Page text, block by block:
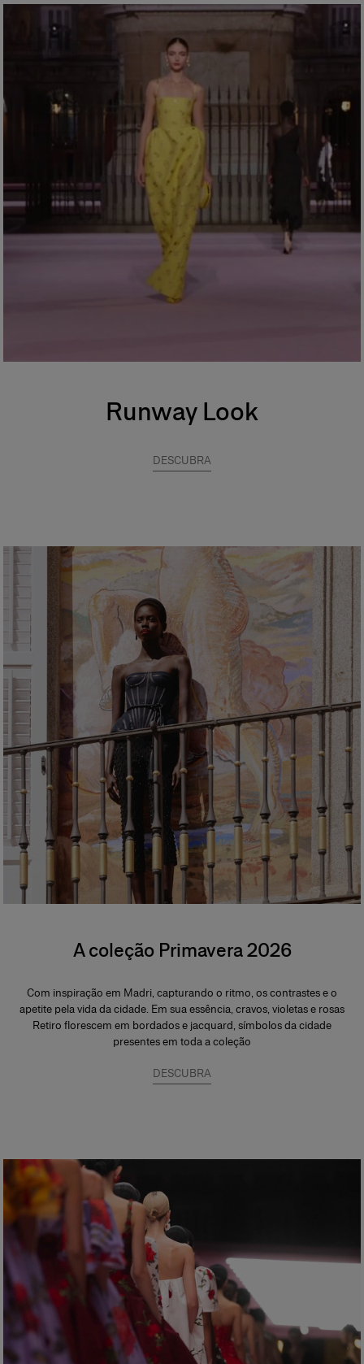
Runway Look
DESCUBRA
A coleção Primavera 2026
Com inspiração em Madri, capturando o ritmo, os contrastes e o
apetite pela vida da cidade. Em sua essência, cravos, violetas e rosas
Retiro florescem em bordados e jacquard, símbolos da cidade
presentes em toda a coleção
DESCUBRA